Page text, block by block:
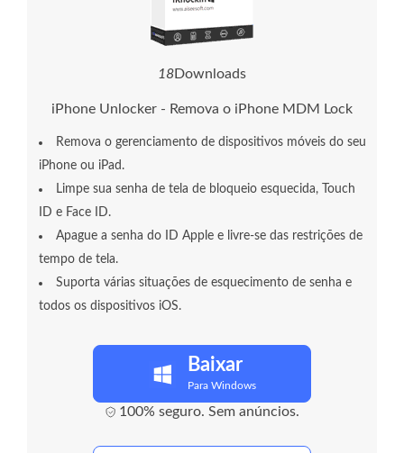
18Downloads
iPhone Unlocker - Remova o iPhone MDM Lock
Remova o gerenciamento de dispositivos móveis do seu
iPhone ou iPad.
Limpe sua senha de tela de bloqueio esquecida, Touch
ID e Face ID.
Apague a senha do ID Apple e livre-se das restrições de
tempo de tela.
Suporta várias situações de esquecimento de senha e
todos os dispositivos iOS.
Baixar
Para Windows
100% seguro. Sem anúncios.